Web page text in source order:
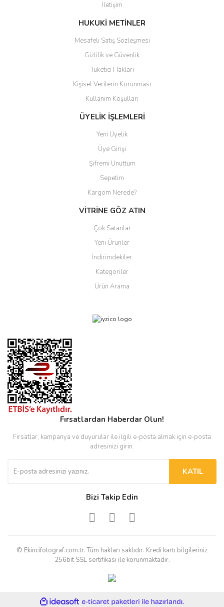
İletişim
HUKUKİ METİNLER
Mesafeli Satış Sözleşmesi
Gizlilik ve Güvenlik
Tüketici Hakları
Kişisel Verilerin Korunması
Kullanım Koşulları
ÜYELİK İŞLEMLERİ
Yeni Üyelik
Üye Girişi
Şifremi Unuttum
Sepetim
Kargom Nerede?
VİTRİNE GÖZ ATIN
Çok Satanlar
Yeni Ürünler
İndirimdekiler
Kategoriler
Ürün Arama
Fırsatlardan Haberdar Olun!
Fırsatlar, kampanya ve duyurular ile ilgili e-posta almak için e-posta
adresinizi girin.
KATIL
Bizi Takip Edin
© Ekincifotograf.com.tr. Tüm hakları saklıdır. Kredi kartı bilgileriniz
256bit SSL sertifikası ile korunmaktadır.
ideasoft e-